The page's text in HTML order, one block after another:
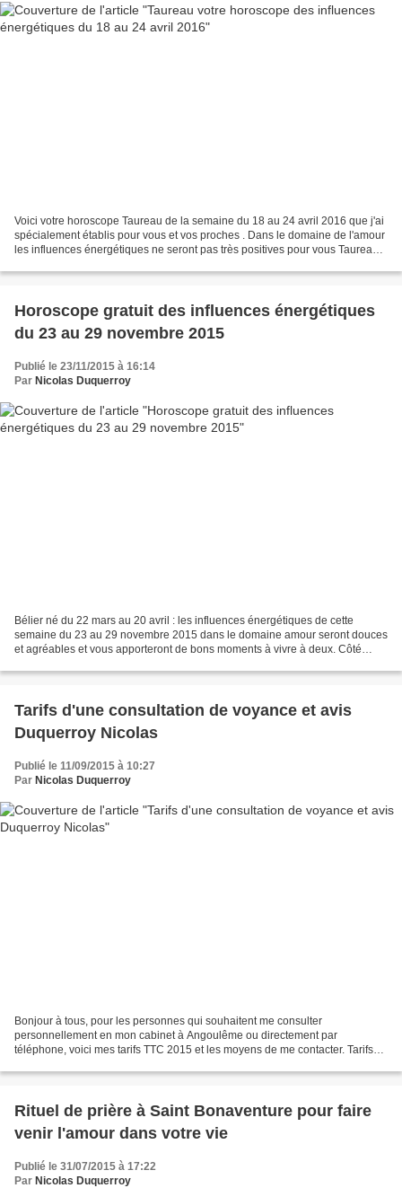
Voici votre horoscope Taureau de la semaine du 18 au 24 avril 2016 que j'ai
spécialement établis pour vous et vos proches . Dans le domaine de l'amour
les influences énergétiques ne seront pas très positives pour vous Taureau
Horoscope gratuit des influences énergétiques
du 23 au 29 novembre 2015
Publié le 23/11/2015 à 16:14
Par Nicolas Duquerroy
Bélier né du 22 mars au 20 avril : les influences énergétiques de cette
semaine du 23 au 29 novembre 2015 dans le domaine amour seront douces
et agréables et vous apporteront de bons moments à vivre à deux. Côté
Tarifs d'une consultation de voyance et avis
Duquerroy Nicolas
Publié le 11/09/2015 à 10:27
Par Nicolas Duquerroy
Bonjour à tous, pour les personnes qui souhaitent me consulter
personnellement en mon cabinet à Angoulême ou directement par
téléphone, voici mes tarifs TTC 2015 et les moyens de me contacter. Tarifs
Rituel de prière à Saint Bonaventure pour faire
venir l'amour dans votre vie
Publié le 31/07/2015 à 17:22
Par Nicolas Duquerroy